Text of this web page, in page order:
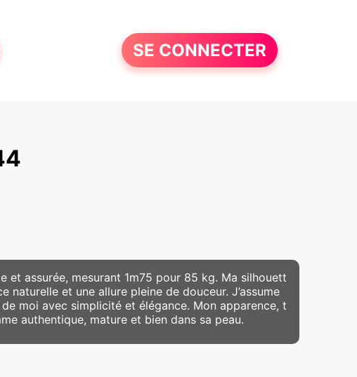
SE CONNECTER
et assurée, mesurant 1m75 pour 85 kg. Ma silhouett
naturelle et une allure pleine de douceur. J’assume
moi avec simplicité et élégance. Mon apparence, t
authentique, mature et bien dans sa peau.